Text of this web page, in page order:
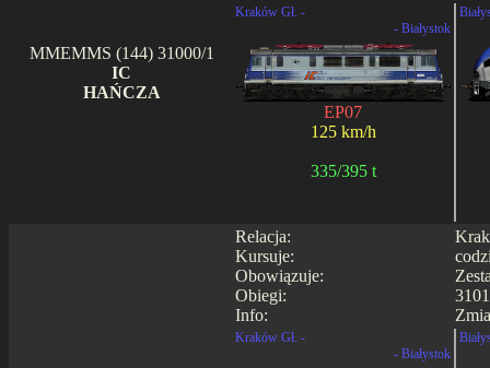
MMEMMS (144) 31000/1
IC
HAŃCZA
Kraków Gł. -
- Białystok
EP07
125 km/h
335/395 t
Relacja:
Kursuje:
Obowiązuje:
Obiegi:
Info:
Kraków Gł. -
- Białystok